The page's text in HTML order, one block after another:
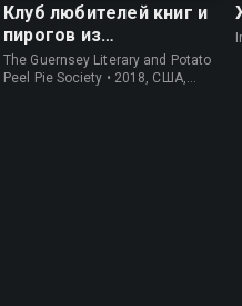
Клуб любителей книг и
пирогов из
картофельных
очистков
The Guernsey Literary and Potato
Peel Pie Society • 2018, США,